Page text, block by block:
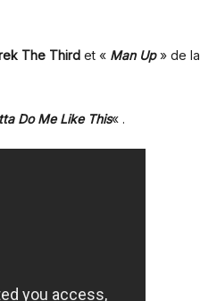
The Third et « Man Up» de la
Do Me Like This« .